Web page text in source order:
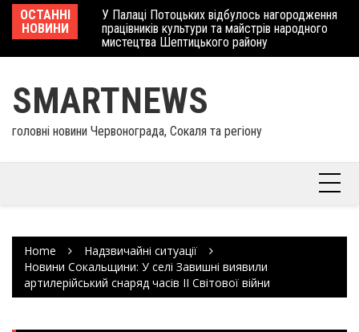
Skip
content
ОСТАННІ
НОВИНИ
У Палаці Потоцьких відбулось нагородження
працівників культури та майстрів народного
мистецтва Шептицького району
SMARTNEWS
головні новини Червонограда, Сокаля та регіону
Home
Надзвичайні ситуації
Новини Сокальщини: У селі Завишні виявили
артилерійський снаряд часів ІІ Світової війни